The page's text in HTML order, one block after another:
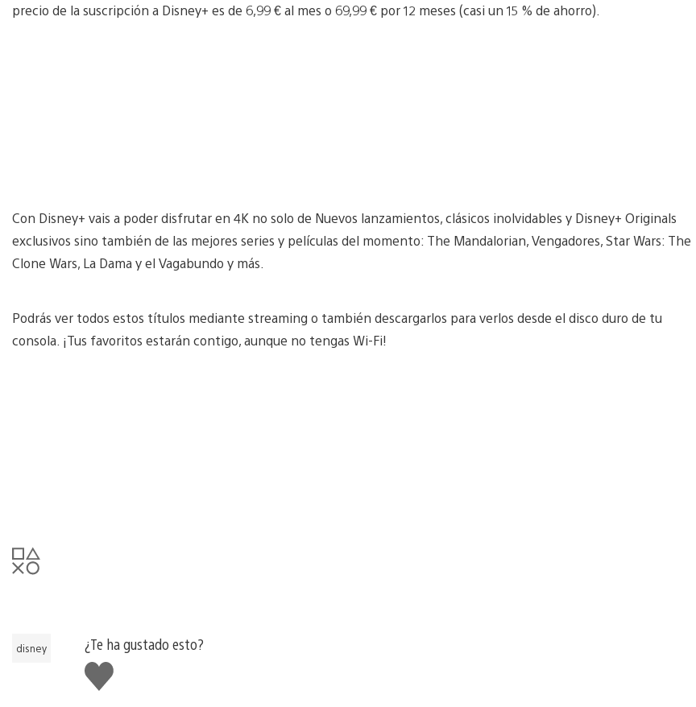
precio de la suscripción a Disney+ es de 6,99 € al mes o 69,99 € por 12 meses (casi un 15 % de ahorro).
Con Disney+ vais a poder disfrutar en 4K no solo de Nuevos lanzamientos, clásicos inolvidables y Disney+ Originals
exclusivos sino también de las mejores series y películas del momento: The Mandalorian, Vengadores, Star Wars: The
Clone Wars, La Dama y el Vagabundo y más.
Podrás ver todos estos títulos mediante streaming o también descargarlos para verlos desde el disco duro de tu
consola. ¡Tus favoritos estarán contigo, aunque no tengas Wi-Fi!
disney
¿Te ha gustado esto?
Me
gusta
esto